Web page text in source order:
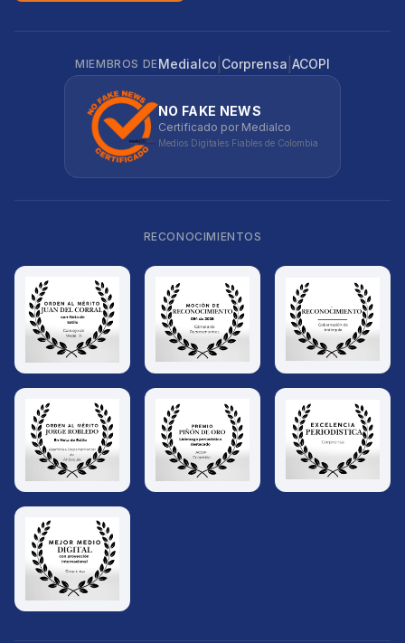
MIEMBROS DEMedialco Corprensa ACOPI
NO FAKE NEWS
Certificado por Medialco
Medios Digitales Fiables de Colombia
RECONOCIMIENTOS